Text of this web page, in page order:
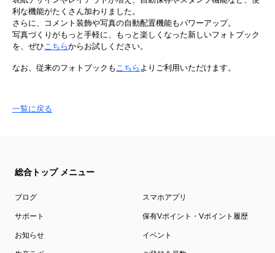
利な機能がたくさん加わりました。
さらに、コメント装飾や写真の自動配置機能もパワーアップ。
写真づくりがもっと手軽に、もっと楽しくなった新しいフォトブック
を、ぜひこちらからお試しください。
なお、従来のフォトブックも こちら よりご利用いただけます。
一覧に戻る
総合トップ メニュー
ブログ スマホアプリ
サポート 保有Vポイント・Vポイント履歴
お知らせ イベント